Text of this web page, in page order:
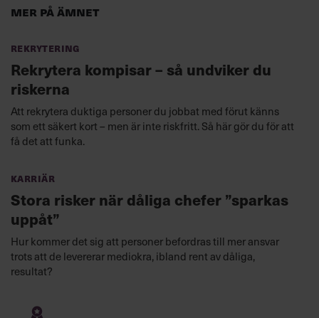
Mer på ämnet
Rekrytering
Rekrytera kompisar – så undviker du
riskerna
Att rekrytera duktiga personer du jobbat med förut känns
som ett säkert kort – men är inte riskfritt. Så här gör du för att
få det att funka.
Karriär
Stora risker när dåliga chefer ”sparkas
uppåt”
Hur kommer det sig att personer befordras till mer ansvar
trots att de levererar mediokra, ibland rent av dåliga,
resultat?